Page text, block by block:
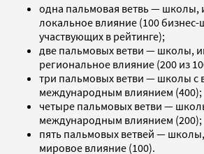
одна пальмовая ветвь —
локальное влияние (100 бизнес-
участвующих в рейтинге);
две пальмовых ветви — школы,
региональное влияние (200 из
три пальмовых ветви — школы с
международным влиянием (400);
четыре пальмовых ветви —
международным влиянием (200);
пять пальмовых ветвей —
мировое влияние (100).